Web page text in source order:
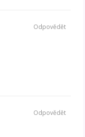
Odpovědět
Odpovědět